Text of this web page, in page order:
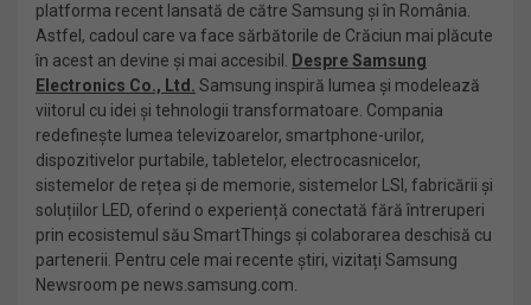
platforma recent lansată de către Samsung și în România.
Astfel, cadoul care va face sărbătorile de Crăciun mai plăcute
în acest an devine și mai accesibil.
Despre Samsung
Electronics Co., Ltd. Samsung inspiră lumea și modelează
viitorul cu idei și tehnologii transformatoare. Compania
redefinește lumea televizoarelor, smartphone-urilor,
dispozitivelor purtabile, tabletelor, electrocasnicelor,
sistemelor de rețea și de memorie, sistemelor LSI, fabricării și
soluțiilor LED, oferind o experiență conectată fără întreruperi
prin ecosistemul său SmartThings și colaborarea deschisă cu
partenerii. Pentru cele mai recente știri, vizitați Samsung
Newsroom pe news.samsung.com.